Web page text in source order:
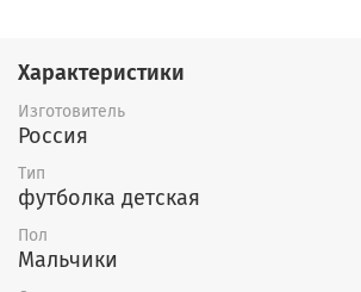
Характеристики
Изготовитель
Россия
Тип
футболка детская
Пол
Мальчики